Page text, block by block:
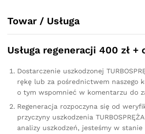
Towar / Usługa
Usługa regeneracji 400 zł +
Dostarczenie uszkodzonej
rękę lub za pośrednictwem naszego
o tym wspomnieć w komentarzu do
Regeneracja rozpoczyna się od
przyczyny uszkodzenia
analizy uszkodzeń, jesteśmy w stanie